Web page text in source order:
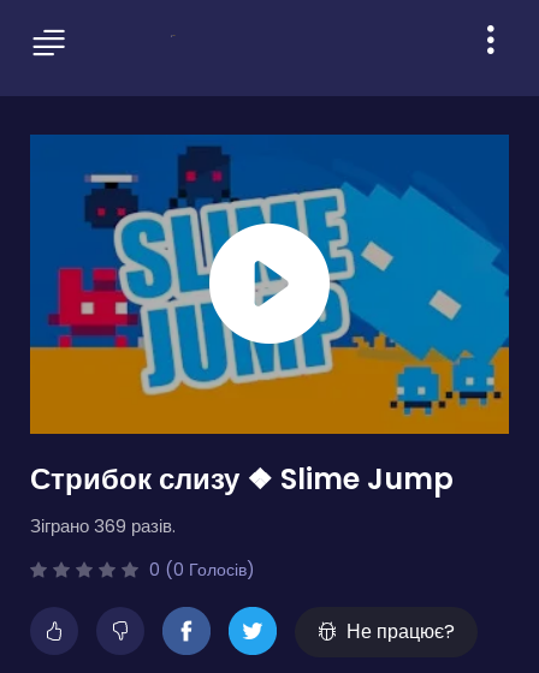
Стрибок слизу ❖ Slime Jump
Зіграно 369 разів.
0 (0 Голосів)
Не працює?